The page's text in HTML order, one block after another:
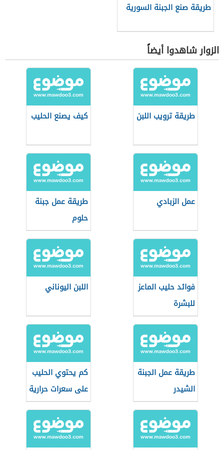
طريقة صنع الجبنة السورية
الزوار شاهدوا أيضاً
طريقة ترويب اللبن كيف يصنع الحليب
عمل الزبادي
طريقة عمل جبنة
حلوم
فوائد حليب الماعز
للبشرة
اللبن اليوناني
طريقة عمل الجبنة
الشيدر
كم يحتوي الحليب
على سعرات حرارية